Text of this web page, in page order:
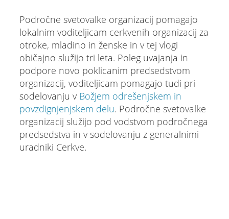
Področne svetovalke organizacij pomagajo
lokalnim voditeljicam cerkvenih organizacij za
otroke, mladino in ženske in v tej vlogi
običajno služijo tri leta. Poleg uvajanja in
podpore novo poklicanim predsedstvom
organizacij, voditeljicam pomagajo tudi pri
sodelovanju v Božjem odrešenjskem in
povzdignjenjskem delu. Področne svetovalke
organizacij služijo pod vodstvom področnega
predsedstva in v sodelovanju z generalnimi
uradniki Cerkve.